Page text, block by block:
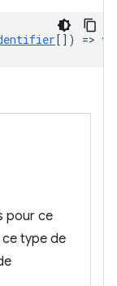
[]) =>
pour ce
ce type de